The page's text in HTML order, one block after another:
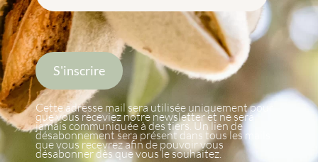
Cette adresse mail sera utilisée uniquement pour
que vous receviez notre newsletter et ne sera
jamais communiquée à des tiers. Un lien de
désabonnement sera présent dans tous les mails
que vous recevrez afin de pouvoir vous
désabonner dès que vous le souhaitez.